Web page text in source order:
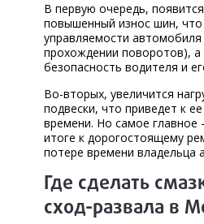
В первую очередь,
повышенный износ шин, что
управляемости
прохождении поворотов), а
безопасность водителя и
Во-вторых, увеличится
подвески, что приведет к
времени. Но самое главное
итоге к дорогостоящему
потере времени владельца
Где сделать
сход-развала в